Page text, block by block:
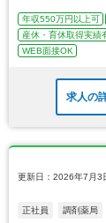
年収550万円以上可
産休・育休取得実績
WEB面接OK
求人の
更新日：2026年7月3
正社員 調剤薬局